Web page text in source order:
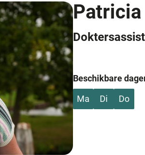
Beschikbare
Ma
Di Do